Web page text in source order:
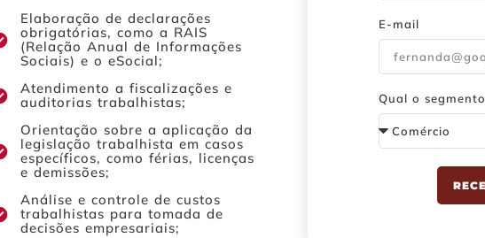
Elaboração de declarações
obrigatórias, como a RAIS
(Relação Anual de Informações
Sociais) e o eSocial;
Atendimento a fiscalizações e
auditorias trabalhistas;
Orientação sobre a aplicação da
legislação trabalhista em casos
específicos, como férias, licenças
e demissões;
Análise e controle de custos
trabalhistas para tomada de
decisões empresariais;
E-mail
Qual o